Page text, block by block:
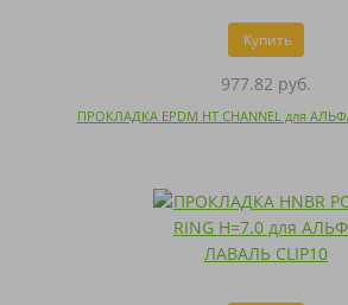
Купить
977.82 руб.
ПРОКЛАДКА EPDM HT CHANNEL для